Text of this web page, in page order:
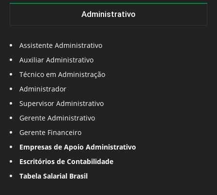
Administrativo
Assistente Administrativo
Auxiliar Administrativo
Técnico em Administração
Administrador
Supervisor Administrativo
Gerente Administrativo
Gerente Financeiro
Empresas de Apoio Administrativo
Escritórios de Contabilidade
Tabela Salarial Brasil